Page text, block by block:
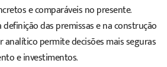
e comparáveis no presente.
das premissas e na construção
analítico permite decisões mais seguras
e investimentos.